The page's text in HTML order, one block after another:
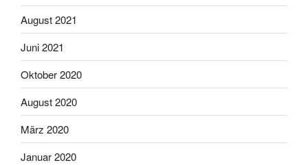
August 2021
Juni 2021
Oktober 2020
August 2020
März 2020
Januar 2020